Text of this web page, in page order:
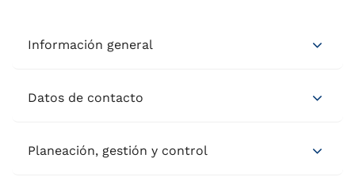
Información general
Datos de contacto
Planeación, gestión y control